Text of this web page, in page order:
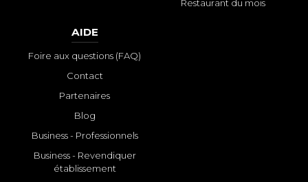
Restaurant du mois
AIDE
Foire aux questions (FAQ)
Contact
Partenaires
Blog
Business - Professionnels
Business - Revendiquer
établissement